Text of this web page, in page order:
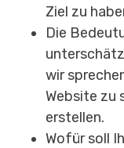
Ziel zu
Die
wir
Website zu
erstellen.
Wofür soll